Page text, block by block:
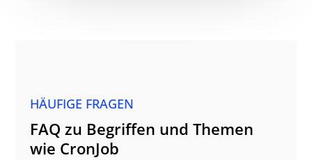
HÄUFIGE FRAGEN
FAQ zu Begriffen und Themen
wie CronJob